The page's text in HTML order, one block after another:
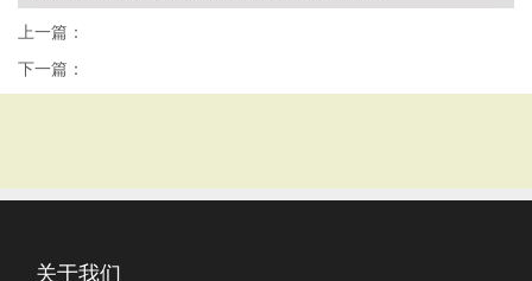
上一篇：
下一篇：
关于我们